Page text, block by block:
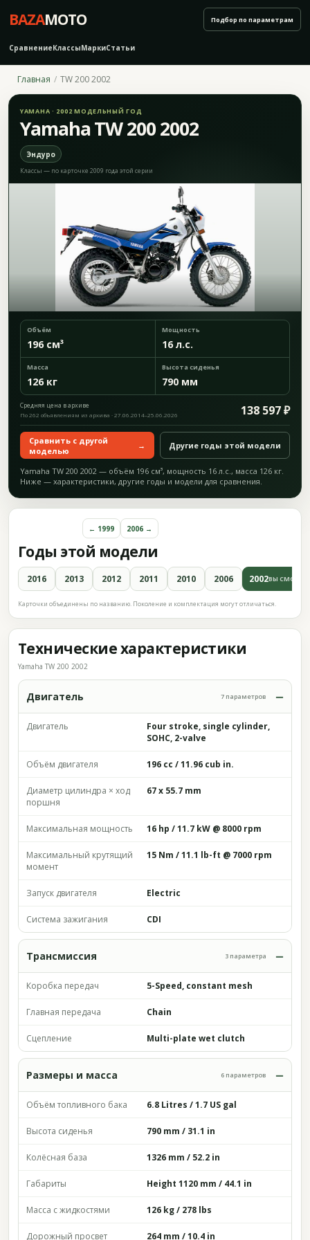
BAZAMOTO
СравнениеКлассыМаркиСтатьи
Подбор по параметрам
Главная TW 200 2002
YAMAHA · 2002 МОДЕЛЬНЫЙ ГОД
Yamaha TW 200 2002
Эндуро
Классы — по карточке 2009 года этой серии
Объём
196 см³
Мощность
16 л.с.
Масса
126 кг
Высота сиденья
790 мм
Средняя цена в архиве 138 597 ₽
По 262 объявлениям из архива · 27.06.2014–25.06.2026
Сравнить с другой
моделью
→ Другие годы этой модели
Yamaha TW 200 2002 — объём 196 см³, мощность 16 л.с., масса 126 кг.
Ниже — характеристики, другие годы и модели для сравнения.
Годы этой модели
← 1999 2006 →
2016 2013 2012 2011 2010 2006 2002ВЫ
Карточки объединены по названию. Поколение и комплектация могут отличаться.
Технические характеристики
Yamaha TW 200 2002
Двигатель 7 параметров
Двигатель
Four stroke, single cylinder,
SOHC, 2-valve
Объём двигателя 196 cc / 11.96 cub in.
Диаметр цилиндра × ход
поршня
67 x 55.7 mm
Максимальная мощность 16 hp / 11.7 kW @ 8000 rpm
Максимальный крутящий
момент
15 Nm / 11.1 lb-ft @ 7000 rpm
Запуск двигателя Electric
Система зажигания CDI
Трансмиссия 3 параметра
Коробка передач 5-Speed, constant mesh
Главная передача Chain
Сцепление Multi-plate wet clutch
Размеры и масса 6 параметров
Объём топливного бака 6.8 Litres / 1.7 US gal
Высота сиденья 790 mm / 31.1 in
Колёсная база 1326 mm / 52.2 in
Габариты Height 1120 mm / 44.1 in
Масса с жидкостями 126 kg / 278 lbs
Дорожный просвет 264 mm / 10.4 in